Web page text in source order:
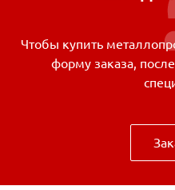
Чтобы купить
форму заказа,